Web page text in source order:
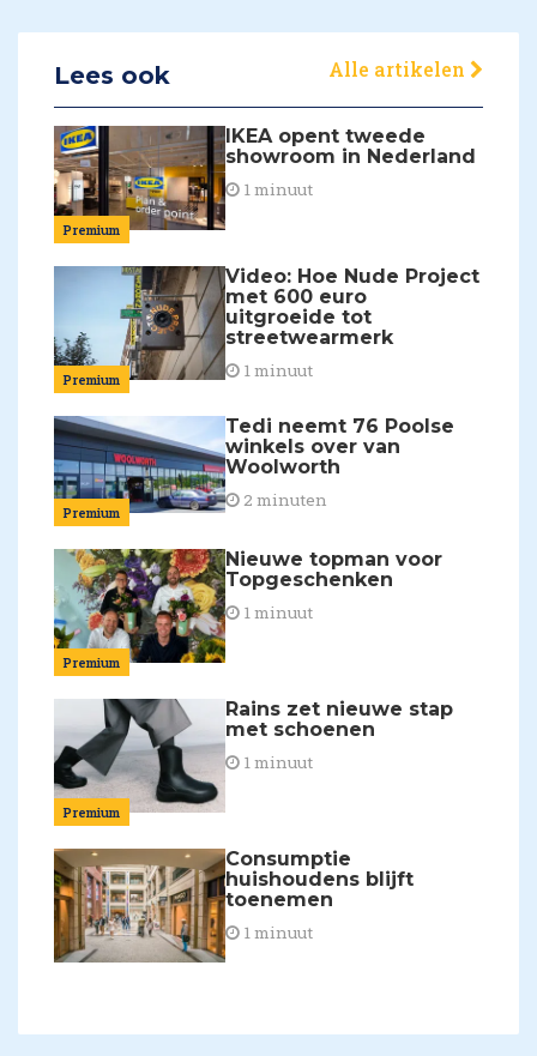
Lees ook Alle artikelen
Premium
IKEA opent tweede
showroom in Nederland
1 minuut
Premium
Video: Hoe Nude Project
met 600 euro
uitgroeide tot
streetwearmerk
1 minuut
Premium
Tedi neemt 76 Poolse
winkels over van
Woolworth
2 minuten
Premium
Nieuwe topman voor
Topgeschenken
1 minuut
Premium
Rains zet nieuwe stap
met schoenen
1 minuut
Consumptie
huishoudens blijft
toenemen
1 minuut